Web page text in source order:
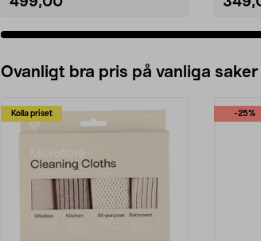
Ovanligt bra pris på vanliga saker
Kolla priset -25%